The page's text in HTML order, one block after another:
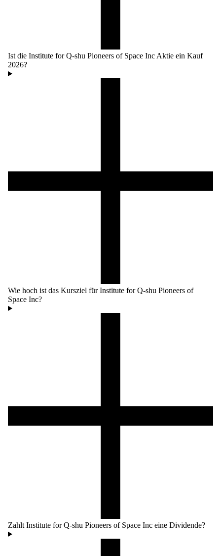
Ist die Institute for Q-shu Pioneers of Space Inc Aktie ein Kauf
2026?
Wie hoch ist das Kursziel für Institute for Q-shu Pioneers of
Space Inc?
Zahlt Institute for Q-shu Pioneers of Space Inc eine Dividende?